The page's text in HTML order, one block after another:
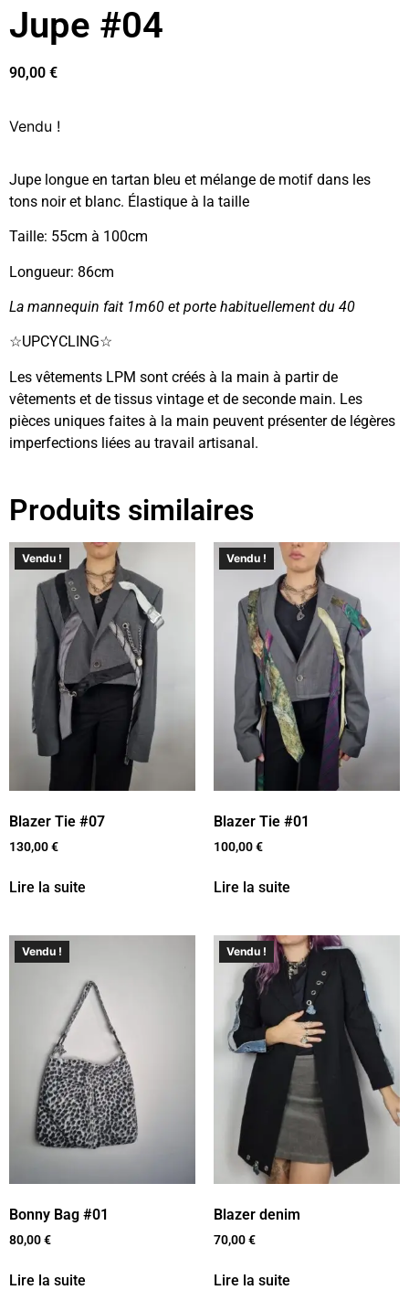
Jupe #04
90,00 €
Vendu !
Jupe longue en tartan bleu et mélange de motif dans les
tons noir et blanc. Élastique à la taille
Taille: 55cm à 100cm
Longueur: 86cm
La mannequin fait 1m60 et porte habituellement du 40
☆UPCYCLING☆
Les vêtements LPM sont créés à la main à partir de
vêtements et de tissus vintage et de seconde main. Les
pièces uniques faites à la main peuvent présenter de légères
imperfections liées au travail artisanal.
Produits similaires
Vendu !
Blazer Tie #07
130,00€
Lire la suite
Vendu !
Blazer Tie #01
100,00€
Lire la suite
Vendu !
Bonny Bag #01
80,00€
Lire la suite
Vendu !
Blazer denim
70,00€
Lire la suite